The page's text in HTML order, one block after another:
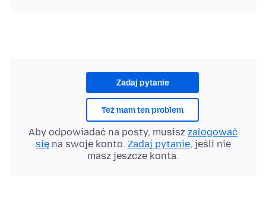
Zadaj pytanie
Też mam ten problem
Aby odpowiadać na posty, musisz zalogować
sięna swoje konto. Zadaj pytanie, jeśli nie
masz jeszcze konta.